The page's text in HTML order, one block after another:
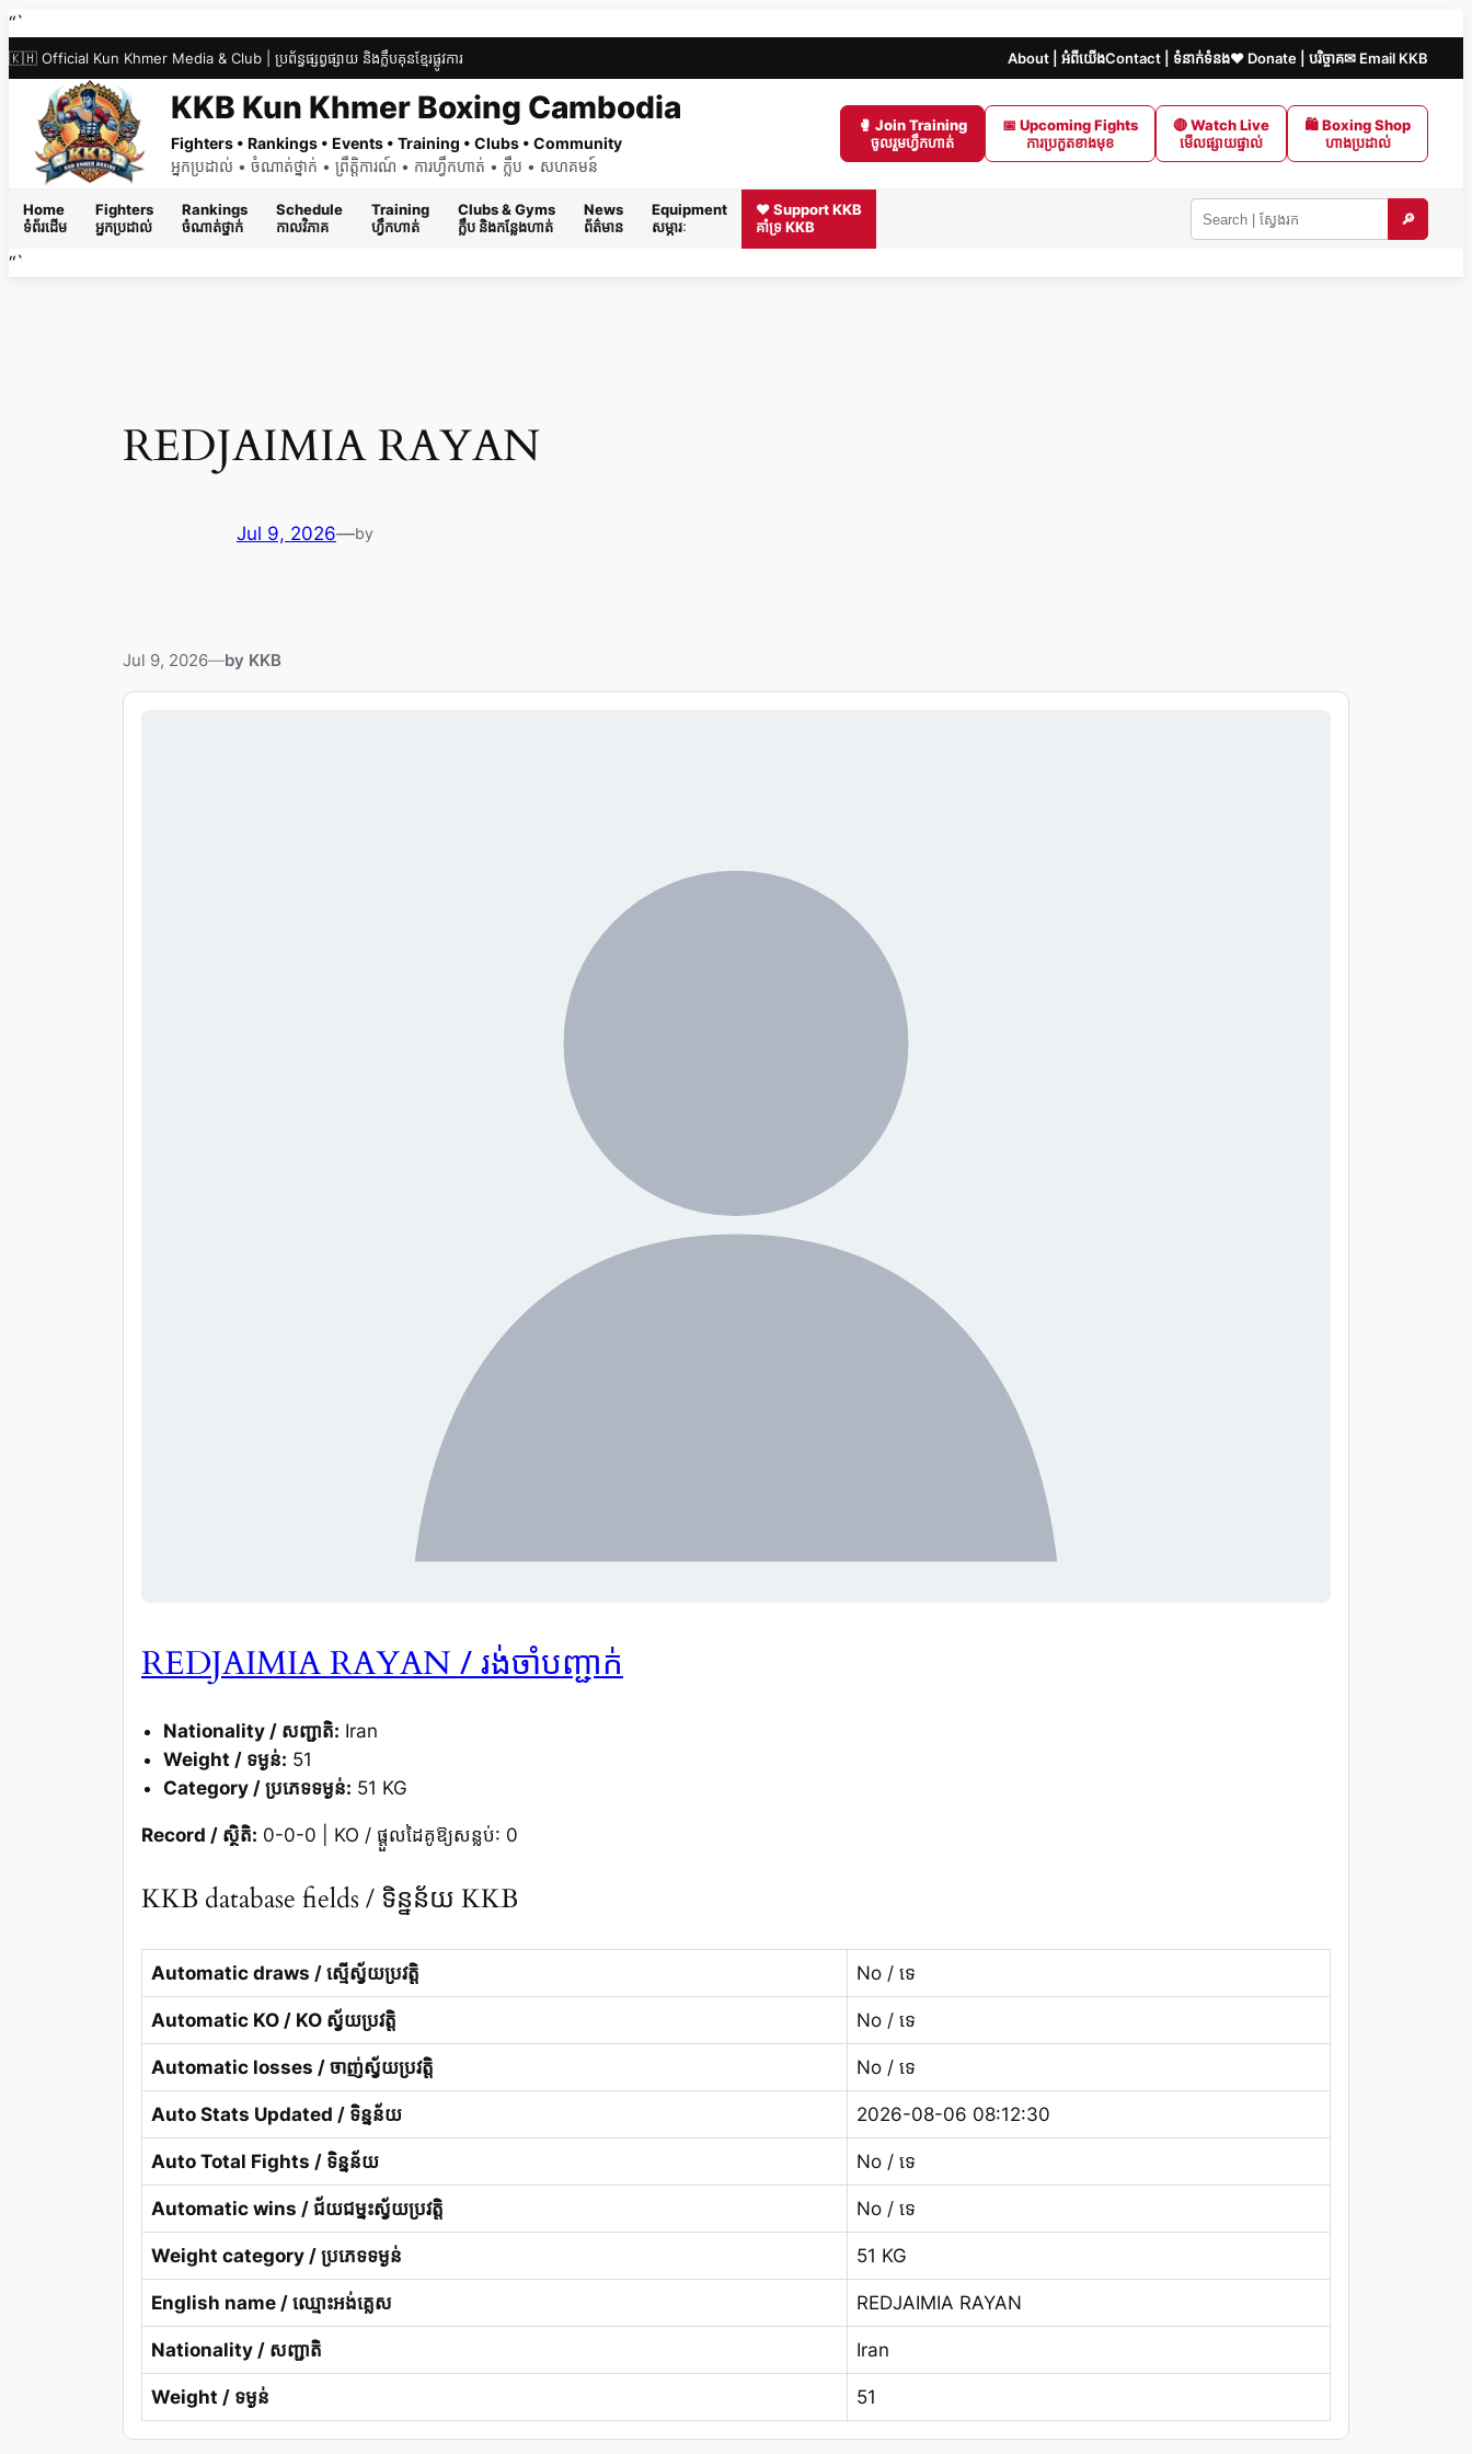
Skip
to
content
“`
🇰🇭 Official Kun Khmer Media & Club | ប្រព័ន្ធផ្សព្វផ្សាយ និងក្លឹបគុនខ្មែរផ្លូវការ About | អំពីយើងContact | ទំនាក់ទំនង❤️ Donate | បរិច្ចាគ✉ Email KKB
KKB Kun Khmer Boxing Cambodia
Fighters • Rankings • Events • Training • Clubs • Community
អ្នកប្រដាល់ • ចំណាត់ថ្នាក់ • ព្រឹត្តិការណ៍ • ការហ្វឹកហាត់ • ក្លឹប • សហគមន៍
🥊 Join Training
ចូលរួមហ្វឹកហាត់
📅 Upcoming Fights
ការប្រកួតខាងមុខ
🔴 Watch Live
មើលផ្សាយផ្ទាល់
🛍 Boxing Shop
ហាងប្រដាល់
Home
ទំព័រដើម
Fighters
អ្នកប្រដាល់
Rankings
ចំណាត់ថ្នាក់
Schedule
កាលវិភាគ
Training
ហ្វឹកហាត់
Clubs & Gyms
ក្លឹប និងកន្លែងហាត់
News
ព័ត៌មាន
Equipment
សម្ភារៈ
❤️ Support KKB
គាំទ្រ KKB
Search
🔎
“`
REDJAIMIA RAYAN
Jul 9, 2026—by
Jul 9, 2026—by KKB
REDJAIMIA RAYAN/ រង់ចាំបញ្ជាក់
Nationality / សញ្ជាតិ: Iran
Weight / ទម្ងន់: 51
Category / ប្រភេទទម្ងន់: 51 KG
Record / ស្ថិតិ: 0-0-0 | KO / ផ្តួលដៃគូឱ្យសន្លប់: 0
KKB database fields / ទិន្នន័យ KKB
Automatic draws / ស្មើស្វ័យប្រវត្តិ No / ទេ
Automatic KO / KO ស្វ័យប្រវត្តិ No / ទេ
Automatic losses / ចាញ់ស្វ័យប្រវត្តិ No / ទេ
Auto Stats Updated / ទិន្នន័យ 2026-08-06 08:12:30
Auto Total Fights / ទិន្នន័យ No / ទេ
Automatic wins / ជ័យជម្នះស្វ័យប្រវត្តិ No / ទេ
Weight category / ប្រភេទទម្ងន់ 51 KG
English name / ឈ្មោះអង់គ្លេស REDJAIMIA RAYAN
Nationality / សញ្ជាតិ Iran
Weight / ទម្ងន់ 51